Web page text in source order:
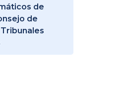
de
de